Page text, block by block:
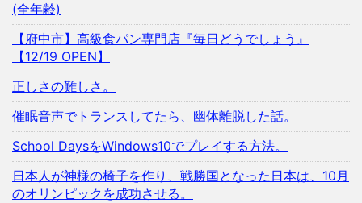
(全年齢)
【府中市】高級食パン専門店『毎日どうでしょう』
【12/19 OPEN】
正しさの難しさ。
催眠音声でトランスしてたら、幽体離脱した話。
School DaysをWindows10でプレイする方法。
日本人が神様の椅子を作り、戦勝国となった日本は、10月
のオリンピックを成功させる。